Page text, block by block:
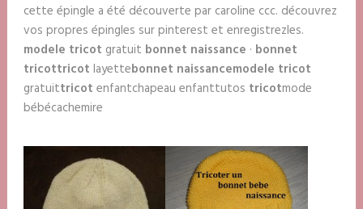
cette épingle a été découverte par caroline ccc. découvrez
vos propres épingles sur pinterest et enregistrezles.
modele tricot gratuit bonnet naissance · bonnet
tricottricot layettebonnet naissancemodele tricot
gratuittricot enfantchapeau enfanttutos tricotmode
bébécachemire